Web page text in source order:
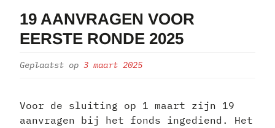
19 AANVRAGEN VOOR
EERSTE RONDE 2025
Geplaatst op 3 maart 2025
Voor de sluiting op 1 maart zijn 19
aanvragen bij het fonds ingediend. Het